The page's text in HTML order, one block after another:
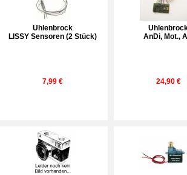
Uhlenbrock
LISSY Sensoren (2 Stück)
7,99 €
AnDi, Mot.,
24,90 €